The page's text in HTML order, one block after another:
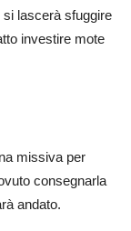
si lascerà sfuggire
investire mote
missiva per
consegnarla
andato.